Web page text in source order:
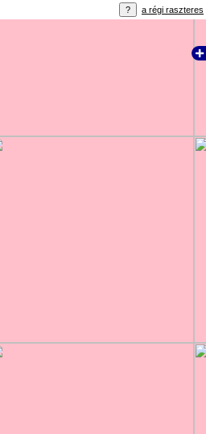
a régi raszteres